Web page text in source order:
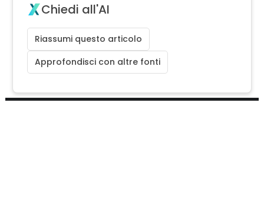
Chiedi all'AI
Riassumi questo articolo
Approfondisci con altre fonti